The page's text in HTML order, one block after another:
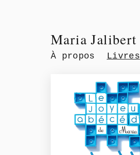
Maria Jalibert
À propos Livres